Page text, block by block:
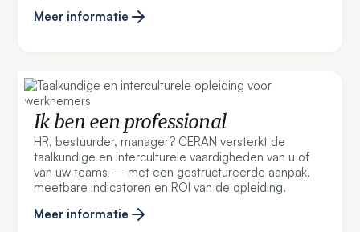
Meer informatie
Ik ben een professional
HR, bestuurder, manager? CERAN versterkt de
taalkundige en interculturele vaardigheden van u of
van uw teams — met een gestructureerde aanpak,
meetbare indicatoren en ROI van de opleiding.
Meer informatie